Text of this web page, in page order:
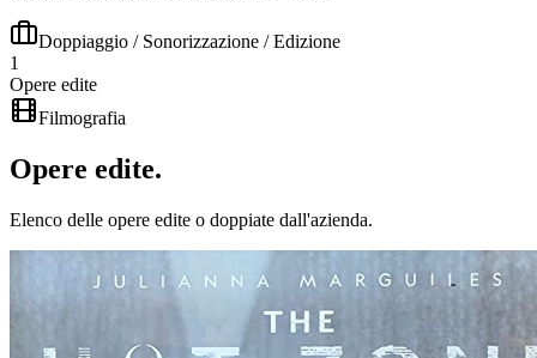
Doppiaggio / Sonorizzazione / Edizione
1
Opere edite
Filmografia
Opere edite.
Elenco delle opere edite o doppiate dall'azienda.